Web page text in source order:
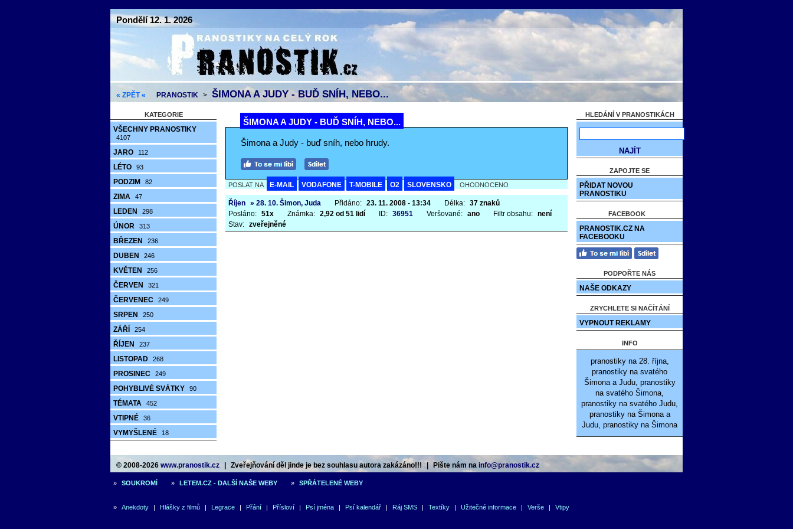
Pondělí 12. 1. 2026
« ZPĚT « PRANOSTIK > ŠIMONA A JUDY - BUĎ SNÍH, NEBO...
KATEGORIE
VŠECHNY PRANOSTIKY
4107
JARO 112
LÉTO 93
PODZIM 82
ZIMA 47
LEDEN 298
ÚNOR 313
BŘEZEN 236
DUBEN 246
KVĚTEN 256
ČERVEN 321
ČERVENEC 249
SRPEN 250
ZÁŘÍ 254
ŘÍJEN 237
LISTOPAD 268
PROSINEC 249
POHYBLIVÉ SVÁTKY 90
TÉMATA 452
VTIPNÉ 36
VYMYŠLENÉ 18
ŠIMONA A JUDY - BUĎ SNÍH, NEBO...
Šimona a Judy - buď sníh, nebo hrudy.
POSLAT NA E-MAIL VODAFONE T-MOBILE O2 SLOVENSKO OHODNOCENO
Říjen » 28. 10. Šimon, Juda Přidáno: 23. 11. 2008 - 13:34 Délka: 37 znaků
Posláno: 51x Známka: 2,92 od 51 lidí ID: 36951 Veršované: ano Filtr obsahu: není
Stav: zveřejněné
HLEDÁNÍ V PRANOSTIKÁCH
ZAPOJTE SE
PŘIDAT NOVOU
PRANOSTIKU
FACEBOOK
PRANOSTIK.CZ NA
FACEBOOKU
PODPOŘTE NÁS
NAŠE ODKAZY
ZRYCHLETE SI NAČÍTÁNÍ
VYPNOUT REKLAMY
INFO
pranostiky na 28. října,
pranostiky na svatého
Šimona a Judu, pranostiky
na svatého Šimona,
pranostiky na svatého Judu,
pranostiky na Šimona a
Judu, pranostiky na Šimona
© 2008-2026 www.pranostik.cz Zveřejňování děl jinde je bez souhlasu autora zakázáno!!! | Pište nám na info@pranostik.cz
» SOUKROMÍ » LETEM.CZ - DALŠÍ NAŠE WEBY » SPŘÁTELENÉ WEBY
» Anekdoty | Hlášky z filmů | Legrace | Přání | Přísloví | Psí jména | Psí kalendář | Ráj SMS | Textíky | Užitečné informace | Verše | Vtipy